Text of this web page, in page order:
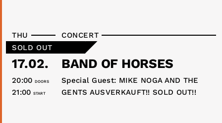
SOLD OUT
THU
17.02.
DOORS
20:00
START
21:00
CONCERT
BAND OF HORSES
Special Guest: MIKE NOGA AND THE
GENTS AUSVERKAUFT!! SOLD OUT!!